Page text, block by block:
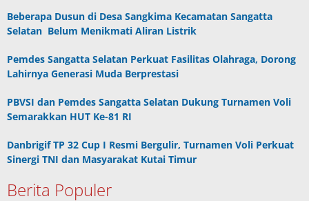
Beberapa Dusun di Desa Sangkima Kecamatan Sangatta
Selatan Belum Menikmati Aliran Listrik
Pemdes Sangatta Selatan Perkuat Fasilitas Olahraga, Dorong
Lahirnya Generasi Muda Berprestasi
PBVSI dan Pemdes Sangatta Selatan Dukung Turnamen Voli
Semarakkan HUT Ke-81 RI
Danbrigif TP 32 Cup I Resmi Bergulir, Turnamen Voli Perkuat
Sinergi TNI dan Masyarakat Kutai Timur
Berita Populer